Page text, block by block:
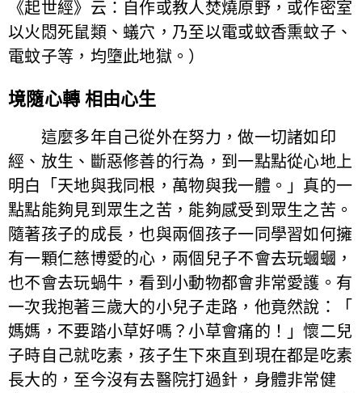
《起世經》云：自作或教人焚燒原野，或作密室
以火悶死鼠類、蟻穴，乃至以電或蚊香熏蚊子、
電蚊子等，均墮此地獄。）
境隨心轉 相由心生
這麼多年自己從外在努力，做一切諸如印
經、放生、斷惡修善的行為，到一點點從心地上
明白「天地與我同根，萬物與我一體。」真的一
點點能夠見到眾生之苦，能夠感受到眾生之苦。
隨著孩子的成長，也與兩個孩子一同學習如何擁
有一顆仁慈博愛的心，兩個兒子不會去玩蟈蟈，
也不會去玩蝸牛，看到小動物都會非常愛護。有
一次我抱著三歲大的小兒子走路，他竟然說：「
媽媽，不要踏小草好嗎？小草會痛的！」懷二兒
子時自己就吃素，孩子生下來直到現在都是吃素
長大的，至今沒有去醫院打過針，身體非常健